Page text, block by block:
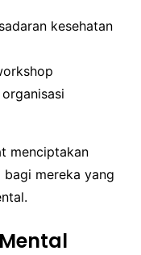
kesehatan
menciptakan
mereka yang